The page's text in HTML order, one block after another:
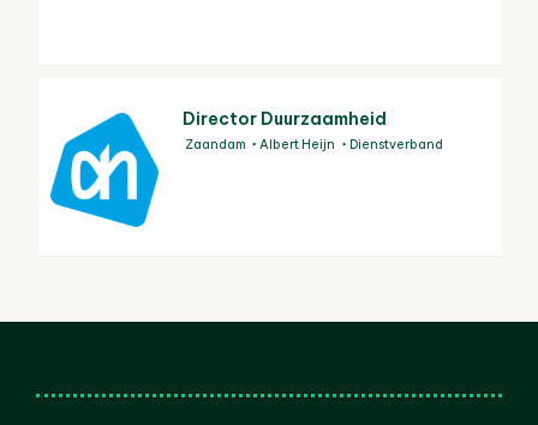
Director Duurzaamheid
Zaandam Albert Heijn Dienstverband